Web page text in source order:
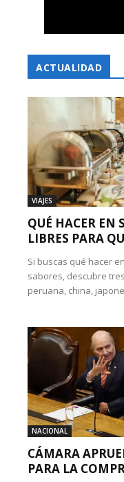
ACTUALIDAD
VIAJES
QUÉ HACER EN
LIBRES PARA
Si buscas qué hacer
sabores, descubre
peruana, china,
NACIONAL
CÁMARA
PARA LA